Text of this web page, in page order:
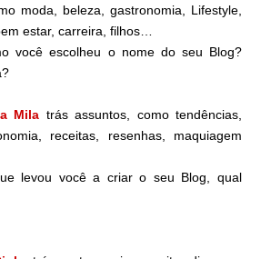
moda, beleza, gastronomia, Lifestyle,
estar, carreira, filhos…
você escolheu o nome do seu Blog?
Mila trás assuntos, como tendências,
receitas, resenhas, maquiagem
levou você a criar o seu Blog, qual